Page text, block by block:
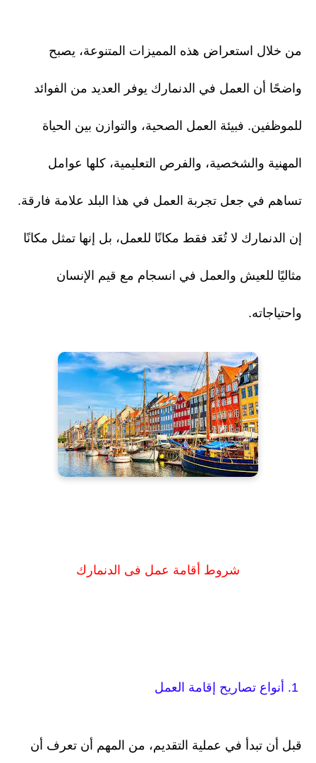
من خلال استعراض هذه المميزات المتنوعة، يصبح
واضحًا أن العمل في الدنمارك يوفر العديد من الفوائد
للموظفين. فبيئة العمل الصحية، والتوازن بين الحياة
المهنية والشخصية، والفرص التعليمية، كلها عوامل
تساهم في جعل تجربة العمل في هذا البلد علامة فارقة.
إن الدنمارك لا تُعَد فقط مكانًا للعمل، بل إنها تمثل مكانًا
مثاليًا للعيش والعمل في انسجام مع قيم الإنسان
واحتياجاته.
شروط أقامة عمل فى الدنمارك
قبل أن تبدأ في عملية التقديم، من المهم أن تعرف أن